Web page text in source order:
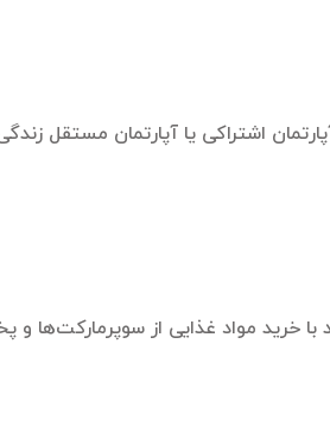
اشتراکی یا آپارتمان مستقل
خرید مواد غذایی از سوپرمارکت‌ها